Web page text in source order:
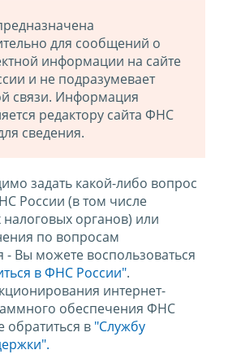
для сообщений о
информации на сайте
и не подразумевает
связи. Информация
редактору сайта ФНС
сведения.
задать какой-либо вопрос
России (в том числе
органов) или
по вопросам
Вы можете воспользоваться
в ФНС России".
интернет-
обеспечения ФНС
в "Службу